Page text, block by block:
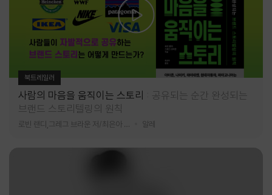
북트레일러
사람의 마음을 움직이는 스토리
공유되는 순간 완성되는
브랜드 스토리텔링의 원칙
알레